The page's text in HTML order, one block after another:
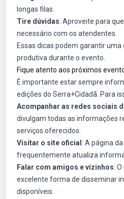
longas filas.
Tire dúvidas: Aproveite para
necessário com os atendentes.
Essas dicas podem garantir
produtiva durante o evento.
Fique atento aos próximos
É importante estar sempre
edições do Serra+Cidadã. Para
Acompanhar as redes sociais
divulgam todas as informações
serviços oferecidos.
Visitar o site oficial : A página
frequentemente atualiza
Falar com amigos e vizinhos:
excelente forma de disseminar
disponíveis.